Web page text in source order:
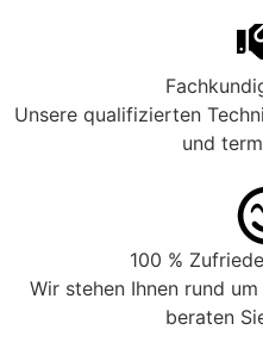
Unsere qualifizierten
und
100 %
Wir stehen Ihnen rund
beraten